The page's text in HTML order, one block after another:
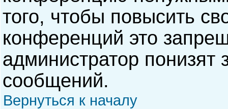
того, чтобы повысить
конференций это
администратор понизят
сообщений.
Вернуться к началу